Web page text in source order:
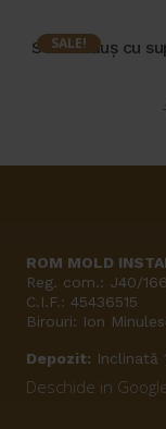
SALE!
Set de duș cu
ROM MOLD
Reg. com.: J40/
C.I.F.: 45436515
Birouri: Ion
Depozit: Inclinată
Deschide in